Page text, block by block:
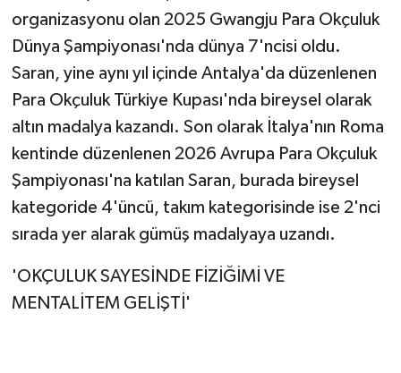
organizasyonu olan 2025 Gwangju Para Okçuluk
Dünya Şampiyonası'nda dünya 7'ncisi oldu.
Saran, yine aynı yıl içinde Antalya'da düzenlenen
Para Okçuluk Türkiye Kupası'nda bireysel olarak
altın madalya kazandı. Son olarak İtalya'nın Roma
kentinde düzenlenen 2026 Avrupa Para Okçuluk
Şampiyonası'na katılan Saran, burada bireysel
kategoride 4'üncü, takım kategorisinde ise 2'nci
sırada yer alarak gümüş madalyaya uzandı.
'OKÇULUK SAYESİNDE FİZİĞİMİ VE
MENTALİTEM GELİŞTİ'